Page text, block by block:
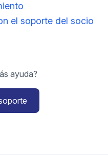
el soporte del socio
ayuda?